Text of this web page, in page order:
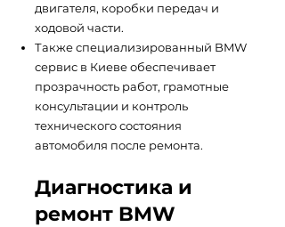
двигателя, коробки передач и
ходовой части.
Также специализированный BMW
сервис в Киеве обеспечивает
прозрачность работ, грамотные
консультации и контроль
технического состояния
автомобиля после ремонта.
Диагностика и
ремонт BMW